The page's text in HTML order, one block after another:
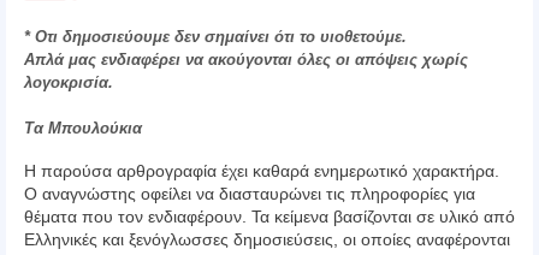
* Οτι δημοσιεύουμε δεν σημαίνει ότι το υιοθετούμε.
Απλά μας ενδιαφέρει να ακούγονται όλες οι απόψεις χωρίς
λογοκρισία.
Τα Μπουλούκια
Η παρούσα αρθρογραφία έχει καθαρά ενημερωτικό χαρακτήρα.
Ο αναγνώστης οφείλει να διασταυρώνει τις πληροφορίες για
θέματα που τον ενδιαφέρουν. Τα κείμενα βασίζονται σε υλικό από
Ελληνικές και ξενόγλωσσες δημοσιεύσεις, οι οποίες αναφέρονται